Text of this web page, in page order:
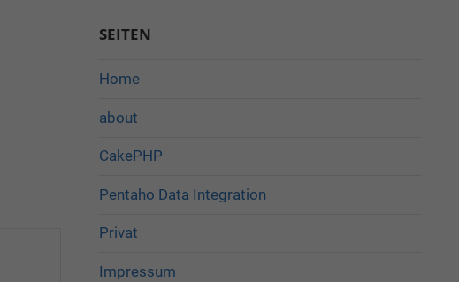
SEITEN
Home
about
CakePHP
Pentaho Data Integration
Privat
Impressum